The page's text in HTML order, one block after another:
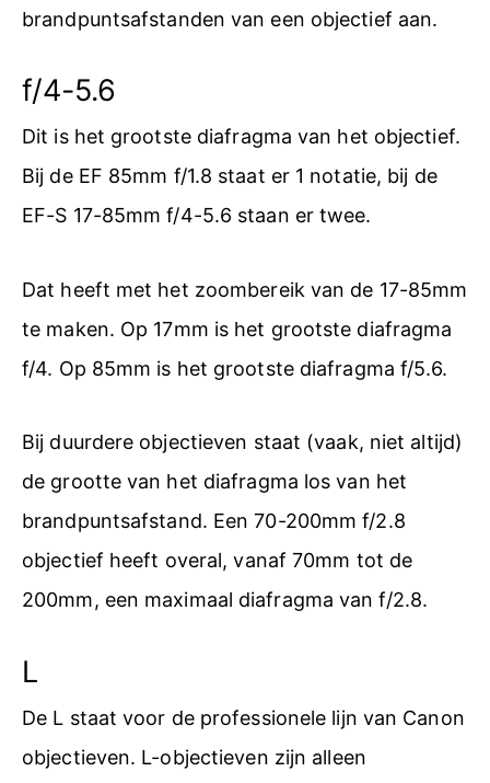
brandpuntsafstanden van een objectief aan.
f/4-5.6
Dit is het grootste diafragma van het objectief.
Bij de EF 85mm f/1.8 staat er 1 notatie, bij de
EF-S 17-85mm f/4-5.6 staan er twee.
Dat heeft met het zoombereik van de 17-85mm
te maken. Op 17mm is het grootste diafragma
f/4. Op 85mm is het grootste diafragma f/5.6.
Bij duurdere objectieven staat (vaak, niet altijd)
de grootte van het diafragma los van het
brandpuntsafstand. Een 70-200mm f/2.8
objectief heeft overal, vanaf 70mm tot de
200mm, een maximaal diafragma van f/2.8.
L
De L staat voor de professionele lijn van Canon
objectieven. L-objectieven zijn alleen